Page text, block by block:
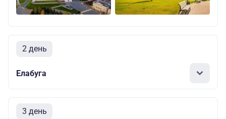
2 день
Елабуга
3 день